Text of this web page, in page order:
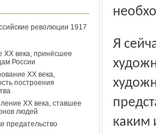
революции 1917
ХХ века, принёсшее
России
ХХ века,
построения
ХХ века, ставшее
людей
предательство
Я сейчас работаю в Ярославском отделении Союза
каким